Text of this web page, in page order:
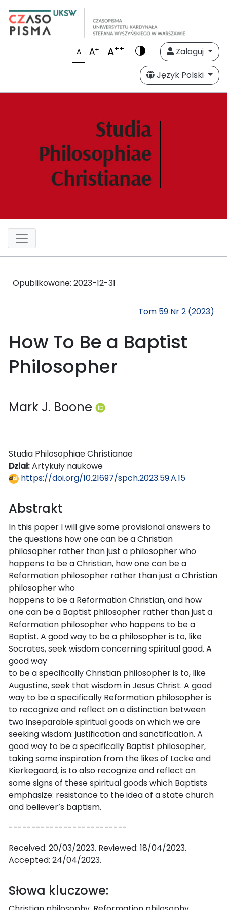
A A+ A++
Zaloguj
Język Polski
Opublikowane: 2023-12-31
Tom 59 Nr 2 (2023)
How To Be a Baptist
Philosopher
Mark J. Boone
Studia Philosophiae Christianae
Dział:Artykuły naukowe
https://doi.org/10.21697/spch.2023.59.A.15
Abstrakt
In this paper I will give some provisional answers to
the questions how one can be a Christian
philosopher rather than just a philosopher who
happens to be a Christian, how one can be a
Reformation philosopher rather than just a Christian
philosopher who
happens to be a Reformation Christian, and how
one can be a Baptist philosopher rather than just a
Reformation philosopher who happens to be a
Baptist. A good way to be a philosopher is to, like
Socrates, seek wisdom concerning spiritual good. A
good way
to be a specifically Christian philosopher is to, like
Augustine, seek that wisdom in Jesus Christ. A good
way to be a specifically Reformation philosopher is
to recognize and reflect on a distinction between
two inseparable spiritual goods on which we are
seeking wisdom: justification and sanctification. A
good way to be a specifically Baptist philosopher,
taking some inspiration from the likes of Locke and
Kierkegaard, is to also recognize and reflect on
some signs of these spiritual goods which Baptists
emphasize: resistance to the idea of a state church
and believer’s baptism.
--------------------------
Received: 20/03/2023. Reviewed: 18/04/2023.
Accepted: 24/04/2023.
Słowa kluczowe: